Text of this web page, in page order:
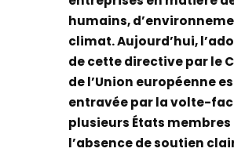
humains,
climat. Aujourd’hui,
de cette directive par le
de l’Union européenne
entravée par la volte-
plusieurs États membres
l’absence de soutien